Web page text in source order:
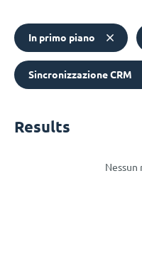
In primo piano
Sincronizzazione CRM
Results